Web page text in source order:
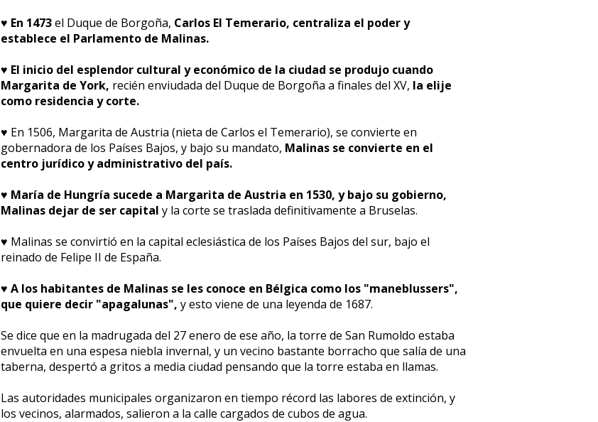
♥️ En 1473el Duque de Borgoña, Carlos El Temerario, centraliza el poder y
establece el Parlamento de Malinas.
♥️ El inicio del esplendor cultural y económico de la ciudad se produjo cuando
Margarita de York, recién enviudada del Duque de Borgoña a finales del XV, la elije
como residencia y corte.
♥️ En 1506, Margarita de Austria (nieta de Carlos el Temerario), se convierte en
gobernadora de los Países Bajos, y bajo su mandato, Malinas se convierte en el
centro jurídico y administrativo del país.
♥️ María de Hungría sucede a Margarita de Austria en 1530, y bajo su gobierno,
Malinas dejar de ser capital y la corte se traslada definitivamente a Bruselas.
♥️ Malinas se convirtió en la capital eclesiástica de los Países Bajos del sur, bajo el
reinado de Felipe II de España.
♥️ A los habitantes de Malinas se les conoce en Bélgica como los "maneblussers",
que quiere decir "apagalunas", y esto viene de una leyenda de 1687.
Se dice que en la madrugada del 27 enero de ese año, la torre de San Rumoldo estaba
envuelta en una espesa niebla invernal, y un vecino bastante borracho que salía de una
taberna, despertó a gritos a media ciudad pensando que la torre estaba en llamas.
Las autoridades municipales organizaron en tiempo récord las labores de extinción, y
los vecinos, alarmados, salieron a la calle cargados de cubos de agua.